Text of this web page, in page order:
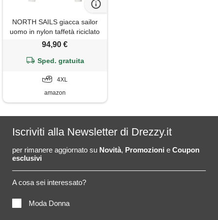
NORTH SAILS giacca sailor
uomo in nylon taffetà riciclato
dwr
94,90 €
Sped. gratuita
4XL
amazon
Iscriviti alla Newsletter di Drezzy.it
per rimanere aggiornato su Novità, Promozioni e Coupon
esclusivi
A cosa sei interessato?
Moda Donna